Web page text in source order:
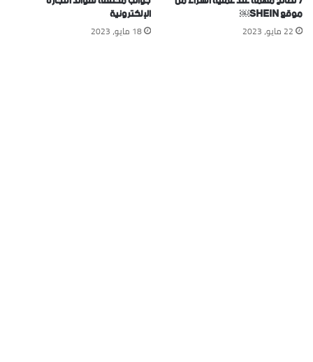
موقع SHEIN￼
22 مايو، 2023
الإلكترونية
18 مايو، 2023